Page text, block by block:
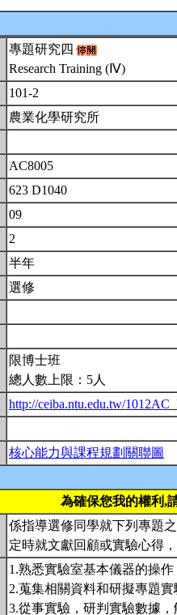
專題研究四
Research Training (Ⅳ)
101-2
農業化學研究所
AC8005
623 D1040
09
2
半年
選修
限博士班
總人數上限：5人
http://ceiba.ntu.edu.tw/
核心能力與課程規劃關聯圖
為確保您我的權利,
係指導選修同學就下列專題
定時就文獻回顧或實驗心得
1.熟悉實驗室基本儀器的操作
2.蒐集相關資料和研擬專題
3.從事實驗，研判實驗數據